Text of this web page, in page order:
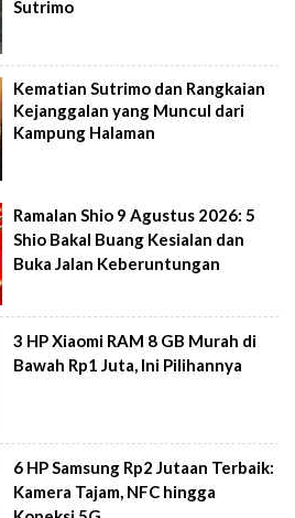
Sutrimo
Kematian Sutrimo dan Rangkaian
Kejanggalan yang Muncul dari
Kampung Halaman
Ramalan Shio 9 Agustus 2026: 5
Shio Bakal Buang Kesialan dan
Buka Jalan Keberuntungan
3 HP Xiaomi RAM 8 GB Murah di
Bawah Rp1 Juta, Ini Pilihannya
6 HP Samsung Rp2 Jutaan Terbaik:
Kamera Tajam, NFC hingga